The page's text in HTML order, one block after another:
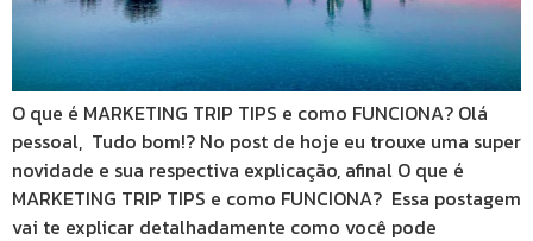
O que é MARKETING TRIP TIPS e como FUNCIONA? Olá
pessoal, Tudo bom!? No post de hoje eu trouxe uma super
novidade e sua respectiva explicação, afinal O que é
MARKETING TRIP TIPS e como FUNCIONA? Essa postagem
vai te explicar detalhadamente como você pode